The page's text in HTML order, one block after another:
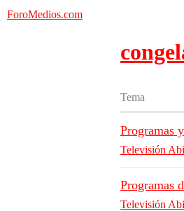
ForoMedios.com
Tema
Programas
Televisión
Programas
Televisión